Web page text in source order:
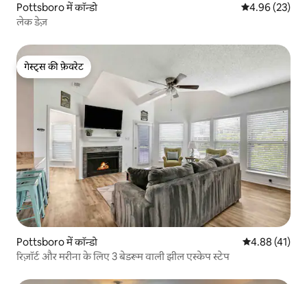
Pottsboro में कॉन्डो औसत रेटिंग 5 में
4.96 (23)
लेक डेज़
गेस्ट्स की फ़ेवरेट
गेस्ट्स की फ़ेवरेट
Pottsboro में कॉन्डो औसत रेटिंग 5 में
4.88 (41)
रिज़ॉर्ट और मरीना के लिए 3 बेडरूम वाली झील एस्केप स्टेप